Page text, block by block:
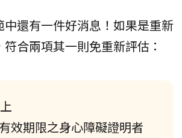
中還有一件好消息！如果是重新
合兩項其一則免重新評估：
效期限之身心障礙證明者